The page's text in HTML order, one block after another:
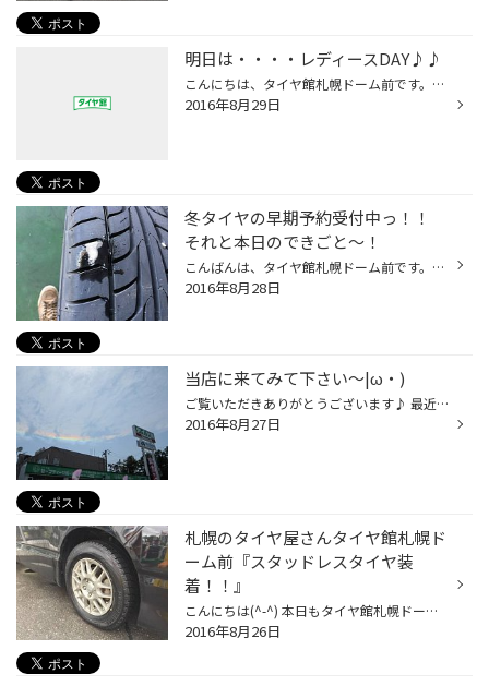
明日は・・・・レディースDAY♪♪
こんにちは、タイヤ館札幌ドーム前です。 ('ω')/ 明日は火曜日！ そうです・・・・ カレーの日です。すみません、冗談です・・・・ ('ω';) 毎週火曜日はレディースデイです。 ('ω'!) オイル交換が女性限定でお得な日です。 「あれっ？いつオイル交換したかしら～？」 と、お悩みナウな女性の方・...
2016年8月29日
冬タイヤの早期予約受付中っ！！
それと本日のできごと～！
こんばんは、タイヤ館札幌ドーム前です。 ('ω')/ 本日も午前から冬タイヤ点検などなど、たくさんのご来店誠にありがとうございました♪ 何度かブログでもご紹介しています「TPMS」・・・・ 今年新品のタイヤ＆ホイールを購入していただいたお客様のなかには「TPMS」を装着したかた もおりまして、そ...
2016年8月28日
当店に来てみて下さい～|ω・)
ご覧いただきありがとうございます♪ 最近は本当にスタッドレスタイヤの商談が増えてきました！ 早めの購入がオトクでシーズン本番も慌てずに済みますよね(^^♪ 今年は冬タイヤ購入をご検討中の皆様は今シーズンは是非！ 早期のご予約がおススメです！見積りだけでも勿論無料でさせて頂きます！ お気...
2016年8月27日
札幌のタイヤ屋さんタイヤ館札幌ド
ーム前『スタッドレスタイヤ装
着！！』
こんにちは(^-^) 本日もタイヤ館札幌ドーム前のブログをご覧頂き 誠にありがとうございますm(__)m 本日、ブリヂストン... ブリザック『VRX』 早期装着のお客様がご来店されました！！ 今シーズン道内？国内？1番早い装着じゃないでしょうか！？ 長期出張の為、早めの準備ということで 本日購入、装...
2016年8月26日